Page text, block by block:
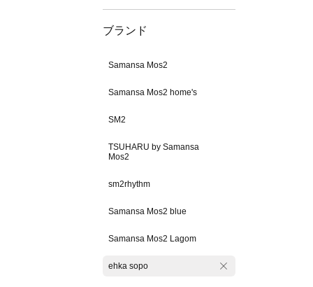
ブランド
Samansa Mos2
Samansa Mos2 home's
SM2
TSUHARU by Samansa
Mos2
sm2rhythm
Samansa Mos2 blue
Samansa Mos2 Lagom
ehka sopo